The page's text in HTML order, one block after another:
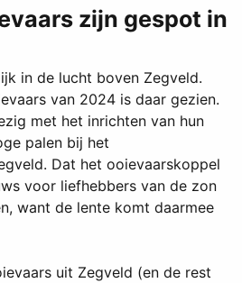
zijn gespot in
in de lucht boven Zegveld.
van 2024 is daar gezien.
met het inrichten van hun
palen bij het
Dat het ooievaarskoppel
voor liefhebbers van de zon
want de lente komt daarmee
uit Zegveld (en de rest